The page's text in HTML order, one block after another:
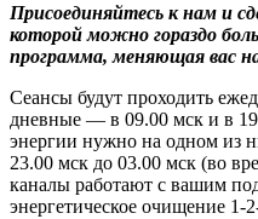
Присоединяйтесь к нам и
которой можно гораздо
программа, меняющая вас на
Сеансы будут проходить
дневные — в 09.00 мск и в
энергии нужно на одном из
23.00 мск до 03.00 мск (во
каналы работают с вашим
энергетическое очищение 1-